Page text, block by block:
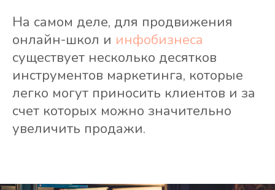
На самом деле, для продвижения
онлайн-школ и инфобизнеса
существует несколько десятков
инструментов маркетинга, которые
легко могут приносить клиентов и за
счет которых можно значительно
увеличить продажи.